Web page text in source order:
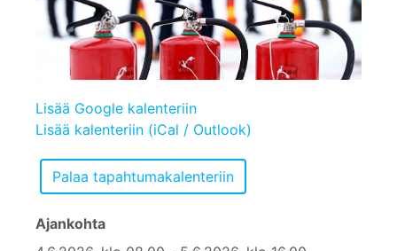
Lisää Google kalenteriin
Lisää kalenteriin (iCal / Outlook)
Ajankohta